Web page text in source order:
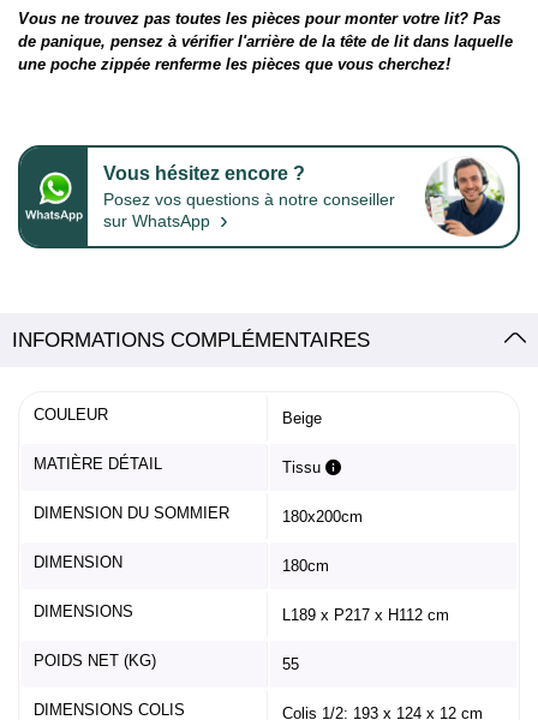
Vous ne trouvez pas toutes les pièces pour monter votre lit? Pas
de panique, pensez à vérifier l'arrière de la tête de lit dans laquelle
une poche zippée renferme les pièces que vous cherchez!
Vous hésitez encore ?
Posez vos questions à notre conseiller
sur WhatsApp ›
INFORMATIONS COMPLÉMENTAIRES
COULEUR Beige
MATIÈRE DÉTAIL Tissu
DIMENSION DU SOMMIER 180x200cm
DIMENSION 180cm
DIMENSIONS L189 x P217 x H112 cm
POIDS NET (KG) 55
DIMENSIONS COLIS Colis 1/2: 193 x 124 x 12 cm